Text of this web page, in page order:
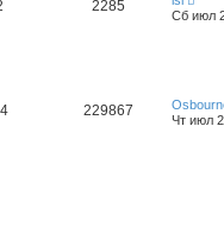
2285
Сб июл
229867
Чт июл